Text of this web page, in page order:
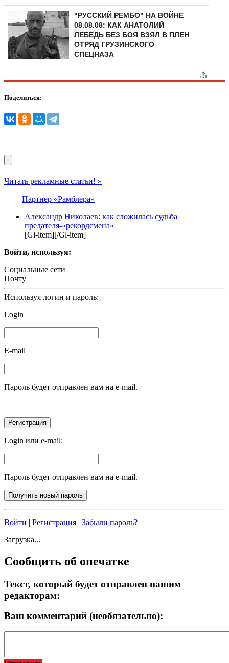
"РУССКИЙ РЕМБО" НА ВОЙНЕ
08.08.08: КАК АНАТОЛИЙ
ЛЕБЕДЬ БЕЗ БОЯ ВЗЯЛ В ПЛЕН
ОТРЯД ГРУЗИНСКОГО
СПЕЦНАЗА
Поделиться:
Читать рекламные статьи! »
Партнер «Рамблера»
Александр Николаев: как сложилась судьба
предателя-«рекордсмена»
[Gl-item][/Gl-item]
Войти, используя:
Социальные сети
Почту
Используя логин и пароль:
Login
E-mail
Пароль будет отправлен вам на e-mail.
Login или e-mail:
Пароль будет отправлен вам на e-mail.
Войти | Регистрация | Забыли пароль?
Загрузка...
Сообщить об опечатке
Текст, который будет отправлен нашим
редакторам:
Ваш комментарий (необязательно):